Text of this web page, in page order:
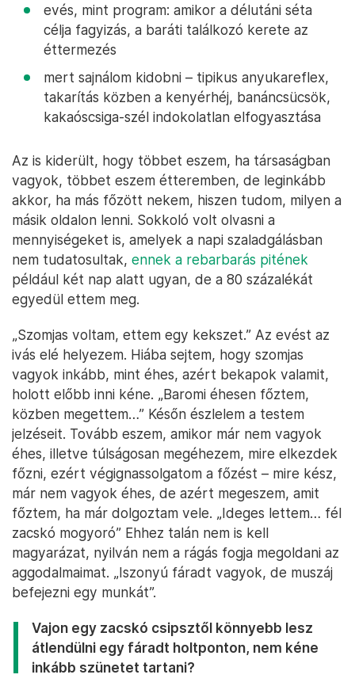
evés, mint program: amikor a délutáni séta
célja fagyizás, a baráti találkozó kerete az
éttermezés
mert sajnálom kidobni – tipikus anyukareflex,
takarítás közben a kenyérhéj, banáncsücsök,
kakaóscsiga-szél indokolatlan elfogyasztása
Az is kiderült, hogy többet eszem, ha társaságban
vagyok, többet eszem étteremben, de leginkább
akkor, ha más főzött nekem, hiszen tudom, milyen a
másik oldalon lenni. Sokkoló volt olvasni a
mennyiségeket is, amelyek a napi szaladgálásban
nem tudatosultak, ennek a rebarbarás pitének
például két nap alatt ugyan, de a 80 százalékát
egyedül ettem meg.
„Szomjas voltam, ettem egy kekszet.” Az evést az
ivás elé helyezem. Hiába sejtem, hogy szomjas
vagyok inkább, mint éhes, azért bekapok valamit,
holott előbb inni kéne. „Baromi éhesen főztem,
közben megettem…” Későn észlelem a testem
jelzéseit. Tovább eszem, amikor már nem vagyok
éhes, illetve túlságosan megéhezem, mire elkezdek
főzni, ezért végignassolgatom a főzést – mire kész,
már nem vagyok éhes, de azért megeszem, amit
főztem, ha már dolgoztam vele. „Ideges lettem… fél
zacskó mogyoró” Ehhez talán nem is kell
magyarázat, nyilván nem a rágás fogja megoldani az
aggodalmaimat. „Iszonyú fáradt vagyok, de muszáj
befejezni egy munkát”.
Vajon egy zacskó csipsztől könnyebb lesz
átlendülni egy fáradt holtponton, nem kéne
inkább szünetet tartani?